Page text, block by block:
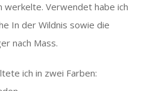
werkelte. Verwendet habe ich
In der Wildnis sowie die
nach Mass.
ich in zwei Farben: